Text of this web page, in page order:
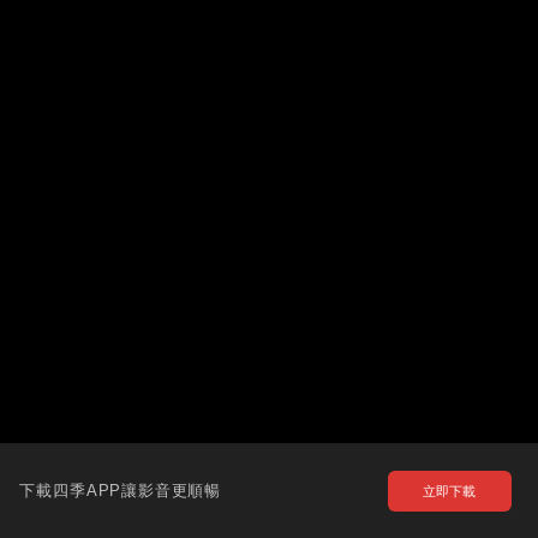
下載四季APP讓影音更順暢 立即下載